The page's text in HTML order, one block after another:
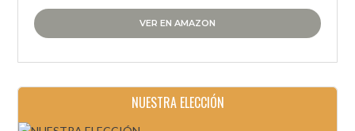
VER EN AMAZON
NUESTRA ELECCIÓN